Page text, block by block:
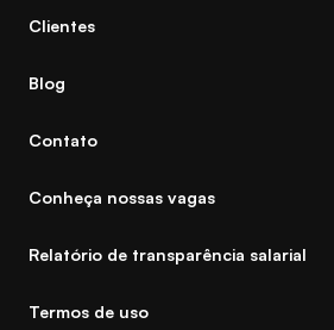
Clientes
Blog
Contato
Conheça nossas vagas
Relatório de transparência salarial
Termos de uso